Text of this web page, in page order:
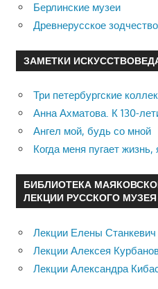
Берлинские музеи
Древнерусское зодчество
ЗАМЕТКИ
Три петербургские
Анна Ахматова. К 130-
Ангел мой, будь со мной
Когда меня пугает
БИБЛИОТЕКА
ЛЕКЦИИ РУССКОГО МУЗЕЯ
Лекции Елены Станкевич
Лекции Алексея
Лекции Александра